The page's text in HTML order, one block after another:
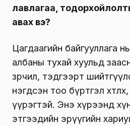
лавлагаа,
авах вэ?
Цагдаагийн байгууллага
албаны тухай хуульд
зөрчил, тэдгээрт
нэгдсэн тоо бүртгэл
үүрэгтэй. Энэ хүрээнд
этгээдийн эрүүгийн